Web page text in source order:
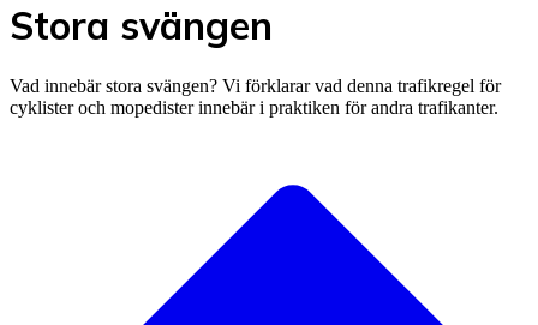
Stora svängen
Vad innebär stora svängen? Vi förklarar vad denna trafikregel för
cyklister och mopedister innebär i praktiken för andra trafikanter.